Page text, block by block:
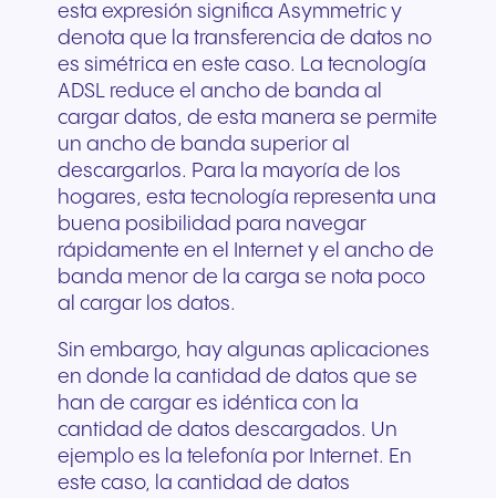
esta expresión significa Asymmetric y
denota que la transferencia de datos no
es simétrica en este caso. La tecnología
ADSL reduce el ancho de banda al
cargar datos, de esta manera se permite
un ancho de banda superior al
descargarlos. Para la mayoría de los
hogares, esta tecnología representa una
buena posibilidad para navegar
rápidamente en el Internet y el ancho de
banda menor de la carga se nota poco
al cargar los datos.
Sin embargo, hay algunas aplicaciones
en donde la cantidad de datos que se
han de cargar es idéntica con la
cantidad de datos descargados. Un
ejemplo es la telefonía por Internet. En
este caso, la cantidad de datos